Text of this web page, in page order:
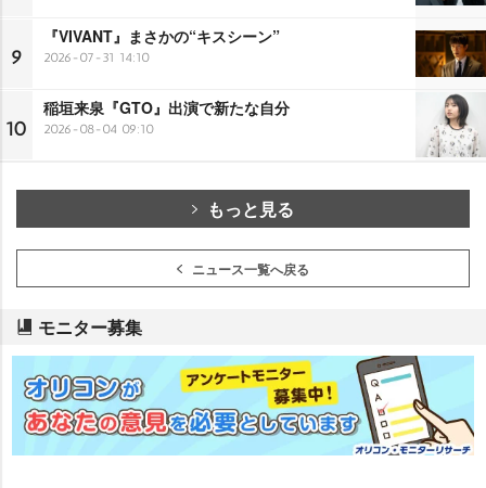
9
『VIVANT』まさかの“キスシーン”
2026-07-31 14:10
10
稲垣来泉『GTO』出演で新たな自分
2026-08-04 09:10
もっと見る
ニュース一覧へ戻る
モニター募集